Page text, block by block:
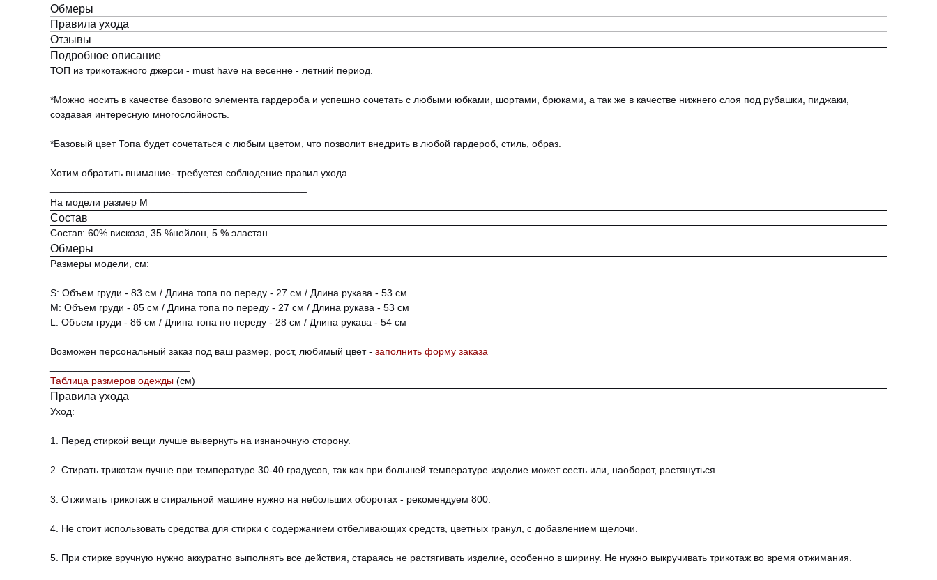
Обмеры
Правила ухода
Отзывы
Подробное описание
ТОП из трикотажного джерси - must have на весенне - летний период.
*Можно носить в качестве базового элемента гардероба и успешно сочетать с любыми юбками, шортами, брюками, а так же в качестве нижнего слоя под рубашки, пиджаки,
создавая интересную многослойность.
*Базовый цвет Топа будет сочетаться с любым цветом, что позволит внедрить в любой гардероб, стиль, образ.
Хотим обратить внимание- требуется соблюдение правил ухода
На модели размер M
Состав
Состав: 60% вискоза, 35 %нейлон, 5 % эластан
Обмеры
Размеры модели, см:
S: Объем груди - 83 см / Длина топа по переду - 27 см / Длина рукава - 53 см
М: Объем груди - 85 см / Длина топа по переду - 27 см / Длина рукава - 53 см
L: Объем груди - 86 см / Длина топа по переду - 28 см / Длина рукава - 54 см
Возможен персональный заказ под ваш размер, рост, любимый цвет - заполнить форму заказа
Таблица размеров одежды (см)
Правила ухода
Уход:
1. Перед стиркой вещи лучше вывернуть на изнаночную сторону.
2. Стирать трикотаж лучше при температуре 30-40 градусов, так как при большей температуре изделие может сесть или, наоборот, растянуться.
3. Отжимать трикотаж в стиральной машине нужно на небольших оборотах - рекомендуем 800.
4. Не стоит использовать средства для стирки с содержанием отбеливающих средств, цветных гранул, с добавлением щелочи.
5. При стирке вручную нужно аккуратно выполнять все действия, стараясь не растягивать изделие, особенно в ширину. Не нужно выкручивать трикотаж во время отжимания.